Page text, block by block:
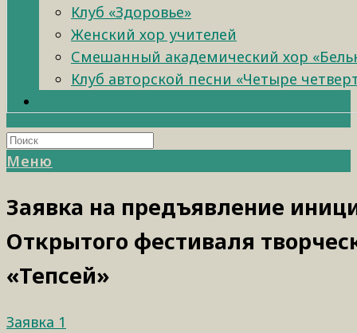
Клуб «Здоровье»
Женский хор учителей
Смешанный академический хор
Клуб авторской песни «Четыре
Меню
Заявка на предъявление
Открытого фестиваля
«Тепсей»
Заявка 1